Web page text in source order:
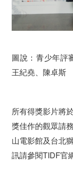
圖說：青少年評
王紀堯、陳卓斯
所有得獎影片將
獎佳作的觀眾請
山電影館及台北
訊請參閱TIDF官